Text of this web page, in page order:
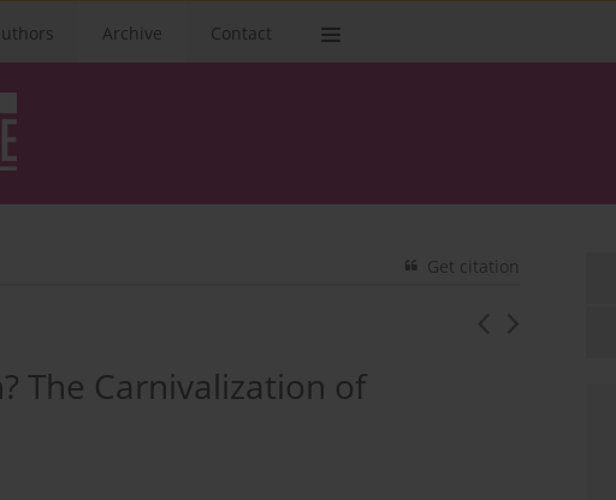
Archive Contact
Get citation
The Carnivalization of